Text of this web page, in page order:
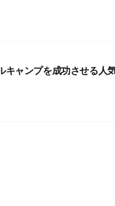
キャンプを成功させる人